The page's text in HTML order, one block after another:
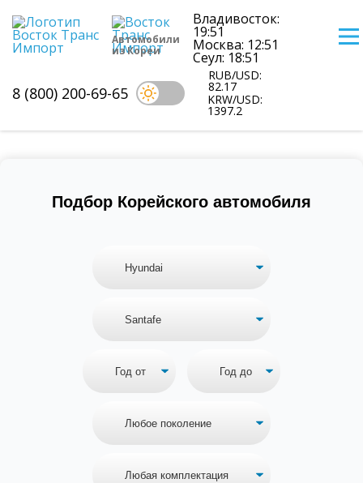
Автомобили
из Кореи
Владивосток:
19:51
Москва: 12:51
Сеул: 18:51
RUB/USD:
82.17
KRW/USD:
1397.2
8 (800) 200-69-65
Цены на Hyundai Santafe из Кореи
Подбор Корейского автомобиля